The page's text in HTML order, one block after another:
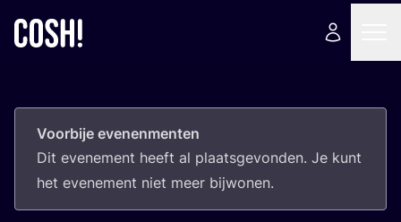
Voorbije evenenmenten
Dit eve­ne­ment heeft al plaats­ge­von­den. Je kunt
het eve­ne­ment niet meer bijwonen.